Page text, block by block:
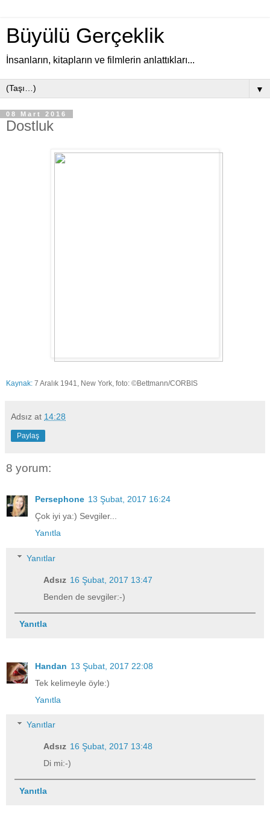
Büyülü Gerçeklik
İnsanların, kitapların ve filmlerin anlattıkları...
▼
08 Mart 2016
Dostluk
Kaynak: 7 Aralık 1941, New York, foto: ©Bettmann/CORBIS
Adsız at 14:28
Paylaş
8 yorum:
Persephone 13 Şubat, 2017 16:24
Çok iyi ya:) Sevgiler...
Yanıtla
Yanıtlar
Adsız 16 Şubat, 2017 13:47
Benden de sevgiler:-)
Yanıtla
Handan 13 Şubat, 2017 22:08
Tek kelimeyle öyle:)
Yanıtla
Yanıtlar
Adsız 16 Şubat, 2017 13:48
Di mi:-)
Yanıtla